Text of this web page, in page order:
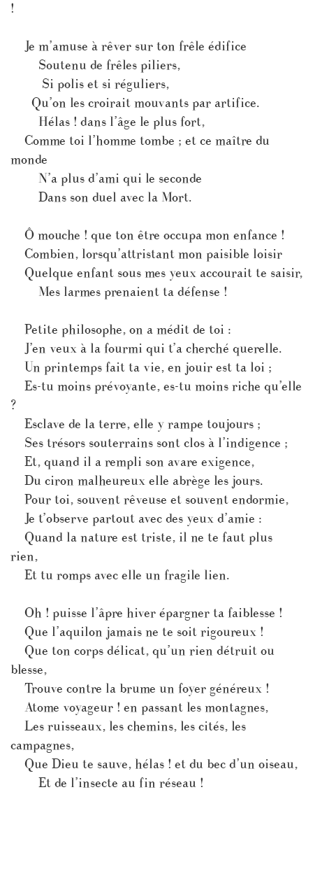
!
Je m’amuse à rêver sur ton frêle édifice
Soutenu de frêles piliers,
Si polis et si réguliers,
Qu’on les croirait mouvants par artifice.
Hélas ! dans l’âge le plus fort,
Comme toi l’homme tombe ; et ce maître du
monde
N’a plus d’ami qui le seconde
Dans son duel avec la Mort.
Ô mouche ! que ton être occupa mon enfance !
Combien, lorsqu’attristant mon paisible loisir
Quelque enfant sous mes yeux accourait te saisir,
Mes larmes prenaient ta défense !
Petite philosophe, on a médit de toi :
J’en veux à la fourmi qui t’a cherché querelle.
Un printemps fait ta vie, en jouir est ta loi ;
Es-tu moins prévoyante, es-tu moins riche qu’elle
?
Esclave de la terre, elle y rampe toujours ;
Ses trésors souterrains sont clos à l’indigence ;
Et, quand il a rempli son avare exigence,
Du ciron malheureux elle abrège les jours.
Pour toi, souvent rêveuse et souvent endormie,
Je t’observe partout avec des yeux d’amie :
Quand la nature est triste, il ne te faut plus
rien,
Et tu romps avec elle un fragile lien.
Oh ! puisse l’âpre hiver épargner ta faiblesse !
Que l’aquilon jamais ne te soit rigoureux !
Que ton corps délicat, qu’un rien détruit ou
blesse,
Trouve contre la brume un foyer généreux !
Atome voyageur ! en passant les montagnes,
Les ruisseaux, les chemins, les cités, les
campagnes,
Que Dieu te sauve, hélas ! et du bec d’un oiseau,
Et de l’insecte au fin réseau !